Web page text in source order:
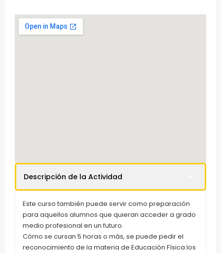
Descripción de la Actividad
Este curso también puede servir como preparación
para aquellos alumnos que quieran acceder a grado
medio profesional en un futuro.
Cómo se cursan 5 horas o más, se puede pedir el
reconocimiento de la materia de Educación Física los